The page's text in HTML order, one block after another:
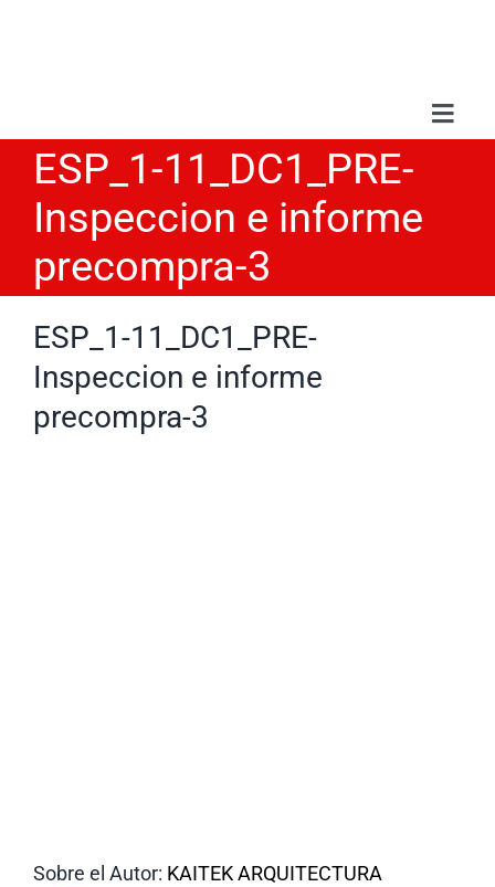
ESP_1-11_DC1_PRE-
Inspeccion e informe
precompra-3
ESP_1-11_DC1_PRE-
Inspeccion e informe
precompra-3
Sobre el Autor: KAITEK ARQUITECTURA